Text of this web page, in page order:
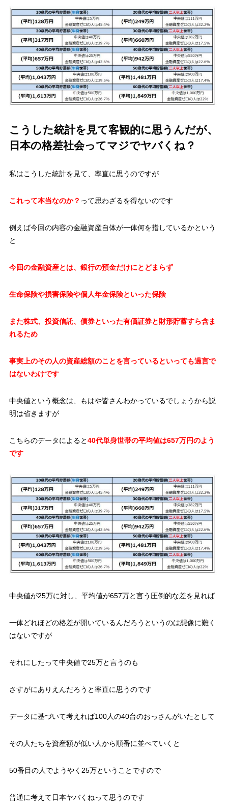
こうした統計を見て客観的に思うんだが、
日本の格差社会ってマジでヤバくね？
私はこうした統計を見て、率直に思うのですが
これって本当なのか？ って思わざるを得ないのです
例えば今回の内容の金融資産自体が一体何を指しているかという
と
今回の金融資産とは、銀行の預金だけにとどまらず
生命保険や損害保険や個人年金保険といった保険
また株式、投資信託、債券といった有価証券と財形貯蓄すら含ま
れるため
事実上のその人の資産総額のことを言っているといっても過言で
はないわけです
中央値という概念は、もはや皆さんわかっているでしょうから説
明は省きますが
こちらのデータによると40代単身世帯の平均値は657万円のよう
です
中央値が25万に対し、平均値が657万と言う圧倒的な差を見れば
一体どれほどの格差が開いているんだろうというのは想像に難く
はないですが
それにしたって中央値で25万と言うのも
さすがにありえんだろうと率直に思うのです
データに基づいて考えれば100人の40台のおっさんがいたとして
その人たちを資産額が低い人から順番に並べていくと
50番目の人でようやく25万ということですので
普通に考えて日本ヤバくねって思うのです